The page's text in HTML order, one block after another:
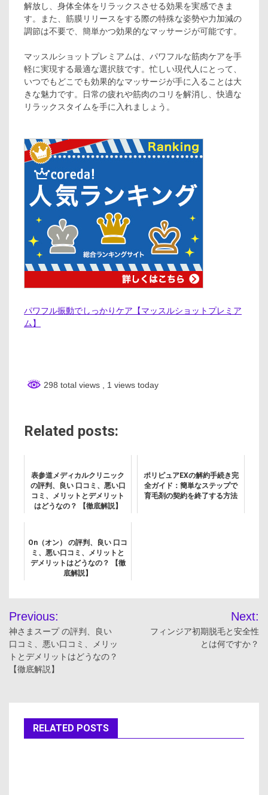
解放し、身体全体をリラックスさせる効果を実感できま
す。また、筋膜リリースをする際の特殊な姿勢や力加減の
調節は不要で、簡単かつ効果的なマッサージが可能です。
マッスルショットプレミアムは、パワフルな筋肉ケアを手
軽に実現する最適な選択肢です。忙しい現代人にとって、
いつでもどこでも効果的なマッサージが手に入ることは大
きな魅力です。日常の疲れや筋肉のコリを解消し、快適な
リラックスタイムを手に入れましょう。
パワフル振動でしっかりケア【マッスルショットプレミア
ム】
298 total views , 1 views today
Related posts:
表参道メディカルクリニック
の評判、良い 口コミ、悪い口
コミ、メリットとデメリット
はどうなの？ 【徹底解説】
ポリピュアEXの解約手続き完
全ガイド：簡単なステップで
育毛剤の契約を終了する方法
On（オン） の評判、良い 口コ
ミ、悪い口コミ、メリットと
デメリットはどうなの？ 【徹
底解説】
投
稿
ナ
Previous:
神さまスープ の評判、良い
口コミ、悪い口コミ、メリッ
トとデメリットはどうなの？
【徹底解説】
Next:
フィンジア初期脱毛と安全性
とは何ですか？
RELATED POSTS